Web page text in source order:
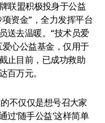
联盟积极投身于公益
资金”，全力发挥平台
送去温暖。“技术员爱
心公益基金，仅用于
止目前，已成功救助
百万元。
不仅仅是想号召大家
过‘随手公益’这样简单